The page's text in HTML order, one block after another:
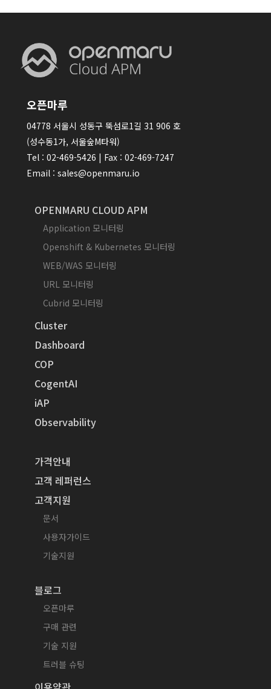
오픈마루
04778 서울시 성동구 뚝섬로1길 31 906 호
(성수동1가, 서울숲M타워)
Tel : 02-469-5426 | Fax : 02-469-7247
Email : sales@openmaru.io
OPENMARU CLOUD APM
Application 모니터링
Openshift & Kubernetes 모니터링
WEB/WAS 모니터링
URL 모니터링
Cubrid 모니터링
Cluster
Dashboard
COP
CogentAI
iAP
Observability
가격안내
고객 레퍼런스
고객지원
문서
사용자가이드
기술지원
블로그
오픈마루
구매 관련
기술 지원
트러블 슈팅